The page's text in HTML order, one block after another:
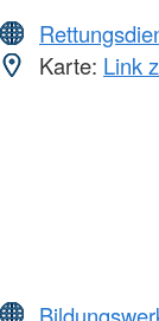
Karte: Link